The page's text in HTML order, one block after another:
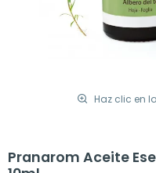
Haz clic en
Pranarom Aceite